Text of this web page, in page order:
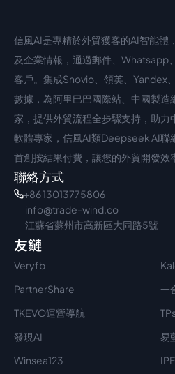
中文入口
信風AI是專精於外貿獲客的AI智能體
及企業情報，通過郵件、Whatsapp
客戶。集成Snovio、領英、Yandex
數據，為阿里巴巴國際站、中國製造
家，提供外貿流程全步驟支持，助
軟體專家，信風AI類Deepseek AI聯
首創按結果付費，讓您的外貿開發效
聯絡方式
+86 13013775806
info@trade-wind.co
江蘇省蘇州市高新區大同路5號
友鏈
Veryfb
PartnerShare
一
TKEVO運營導航
發現AI
易
Winsea123